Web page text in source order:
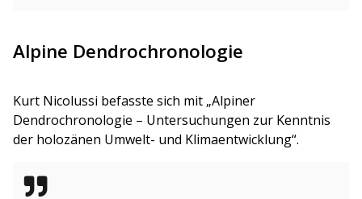
Alpine Dendrochronologie
Kurt Nicolussi befasste sich mit „Alpiner
Dendrochronologie – Untersuchungen zur Kenntnis
der holozänen Umwelt- und Klimaentwicklung“.